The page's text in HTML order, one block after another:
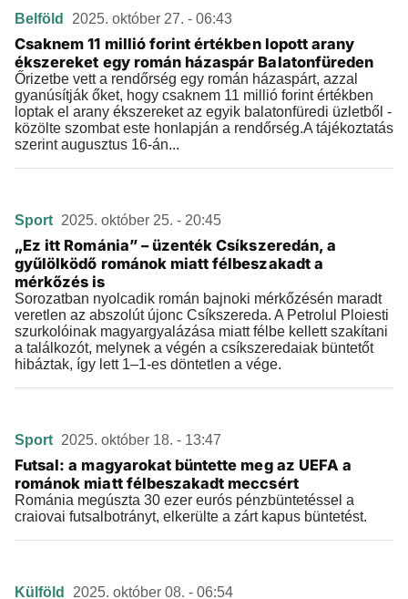
Belföld 2025. október 27. - 06:43
Csaknem 11 millió forint értékben lopott arany
ékszereket egy román házaspár Balatonfüreden
Őrizetbe vett a rendőrség egy román házaspárt, azzal
gyanúsítják őket, hogy csaknem 11 millió forint értékben
loptak el arany ékszereket az egyik balatonfüredi üzletből -
közölte szombat este honlapján a rendőrség.A tájékoztatás
szerint augusztus 16-án...
Sport 2025. október 25. - 20:45
„Ez itt Románia” – üzenték Csíkszeredán, a
gyűlölködő románok miatt félbeszakadt a
mérkőzés is
Sorozatban nyolcadik román bajnoki mérkőzésén maradt
veretlen az abszolút újonc Csíkszereda. A Petrolul Ploiesti
szurkolóinak magyargyalázása miatt félbe kellett szakítani
a találkozót, melynek a végén a csíkszeredaiak büntetőt
hibáztak, így lett 1–1-es döntetlen a vége.
Sport 2025. október 18. - 13:47
Futsal: a magyarokat büntette meg az UEFA a
románok miatt félbeszakadt meccsért
Románia megúszta 30 ezer eurós pénzbüntetéssel a
craiovai futsalbotrányt, elkerülte a zárt kapus büntetést.
Külföld 2025. október 08. - 06:54